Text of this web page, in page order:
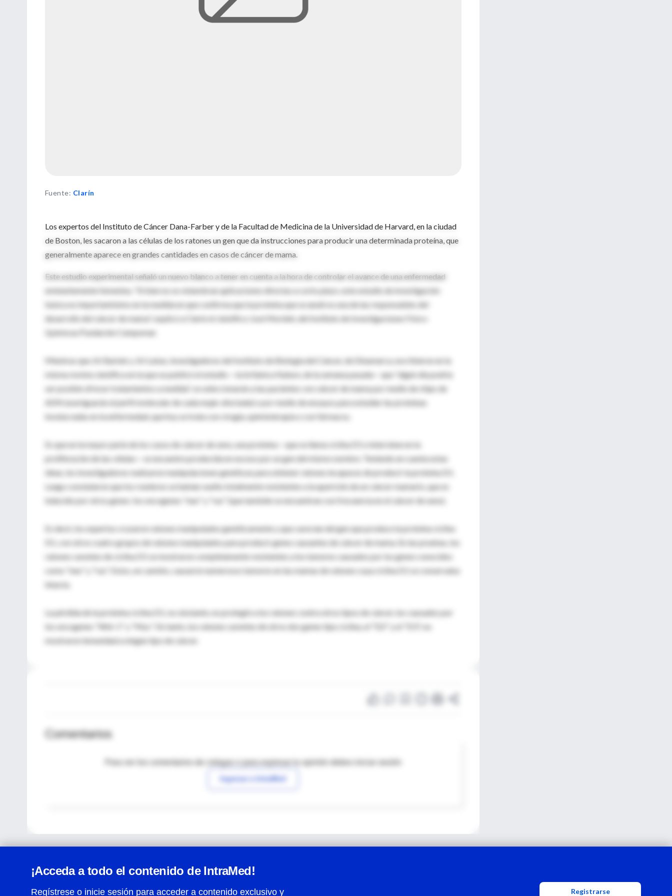
Fuente: Clarín
Los expertos del Instituto de Cáncer Dana-Farber y de la Facultad de Medicina de la Universidad de Harvard, en la ciudad
de Boston, les sacaron a las células de los ratones un gen que da instrucciones para producir una determinada proteína, que
generalmente aparece en grandes cantidades en casos de cáncer de mama.
Este estudio experimental señaló un nuevo blanco a tener en cuenta a la hora de controlar el avance de una enfermedad
eminentemente femenina. "Si bien no se vislumbran aplicaciones directas a corto plazo, este estudio de investigación
básica es importantísimo en la medida en que confirma que la proteína que se anuló es una de las responsables del
desarrollo del cáncer de mama", explicó a Clarín el científico José Mordoh, del Instituto de Investigaciones Físico-
Químicas/Fundación Campomar.
Mientras que Jiri Bartek y Jiri Lukas, investigadores del Instituto de Biología del Cáncer, de Dinamarca, escribieron en la
misma revista científica en la que se publicó el estudio —la británica Nature, de la semana pasada— que "algún día podría
ser posible ofrecer tratamientos a medida", se seleccionarán a las pacientes con cáncer de mama por medio de chips de
ADN (averiguarán el perfil molecular de cada mujer afectada) o por medio de ensayos para estudiar las proteínas
involucradas en la enfermedad, que hoy se trata con cirugía, quimioterapia o con fármacos.
Es que en la mayor parte de los casos de cáncer de seno, una proteína —que se llama ciclina D1 e interviene en la
proliferación de las células— se encuentra producida en exceso por un gen del mismo nombre. Teniendo en cuenta estas
ideas, los investigadores realizaron manipulaciones genéticas para obtener ratones incapaces de producir la proteína D1.
Luego constataron que los roedores se habían vuelto totalmente resistentes a la aparición de un cáncer mamario, que es
inducido por otros genes: los oncogenes "neu" y "ras" (que también se encuentran con frecuencia en el cáncer de seno).
Es decir, los expertos cruzaron ratones manipulados genéticamente y que carecían del gen que produce la proteína ciclina
D1, con otros cuatro grupos de ratones manipulados para producir genes causantes de cáncer de mama. En las pruebas, los
ratones carentes de ciclina D1 se mostraron completamente resistentes a los tumores causados por los genes conocidos
como "neu" y "ras". Estos, en cambio, causaron numerosos tumores en las mamas de ratones cuya ciclina D1 se conservaba
intacta.
La pérdida de la proteína ciclina D1, no obstante, no protegió a los ratones contra otros tipos de cáncer, los causados por
los oncogenes "Wnt-1" y "Myc". En tanto, los ratones carentes de otros dos genes tipo ciclina, el "D2" y el "D3", no
mostraron inmunidad a ningún tipo de cáncer.
Comentarios
Para ver los comentarios de colegas o para expresar tu opinión debes iniciar sesión
Ingresar a IntraMed
¡Acceda a todo el contenido de IntraMed!
Regístrese o inicie sesión para acceder a contenido exclusivo y Registrarse